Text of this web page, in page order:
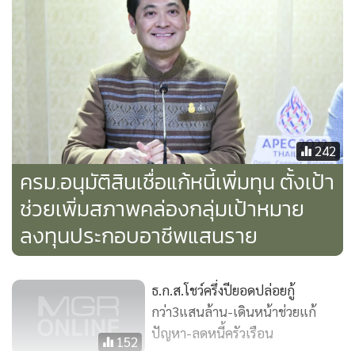
ครั้งที่ 3 วันที่ 16 - 18 ธ.ค. 65 ที่ จ.เชียงใหม่
ครั้งที่ 4 วันที่ 20 - 22 ม.ค. 66 ที่ จ.ชลบุรี
ครั้งที่ 5 วันที่ 27 - 24 ม.ค. 66 ที่ อ.หาดใหญ่ จ.สงขลา
นอกจากนี้ ในวันนี้ (1 พ.ย.) ครม. ยังมีมติเห็นชอบเสนอโครงการ
“สินเชื่อแก้หนี้เพิ่มทุน” ที่เป็นหนึ่งในอีกหลายๆ โครงการที่มี
วัตถุประสงค์ เพื่อช่วยเหลือให้ประชาชนผู้เข้าร่วมงาน “มหกรรม
ร่วมใจแก้หนี้” ให้มีสภาพคล่องทางการเงินในการดำรงชีวิต และ
ลงทุนประกอบอาชีพ สำหรับโครงการนี้มีเป้าหมายช่วยเหลือพี่
น้องประชาชนให้ได้ไม่น้อยกว่า 100,000 ราย ผ่านมาตรการสิน
เชื่อดอกเบี้ยต่ำ และมีหลักเกณฑ์ผ่อนปรนกว่าเกณฑ์ปกติ ของ
ธนาคารออมสิน วงเงินโครงการรวมทั้งสิ้น 2,000 ล้านบาท โดยมี
เป้าหมายและรายละเอียดดังนี้
242
ครม.อนุมัติสินเชื่อแก้หนี้เพิ่มทุน ตั้งเป้า
ช่วยเพิ่มสภาพคล่องกลุ่มเป้าหมาย
ลงทุนประกอบอาชีพแสนราย
152
ธ.ก.ส.โชว์ครึ่งปียอดปล่อยกู้
กว่า3แสนล้าน-เดินหน้าช่วยแก้
ปัญหา-ลดหนี้ครัวเรือน